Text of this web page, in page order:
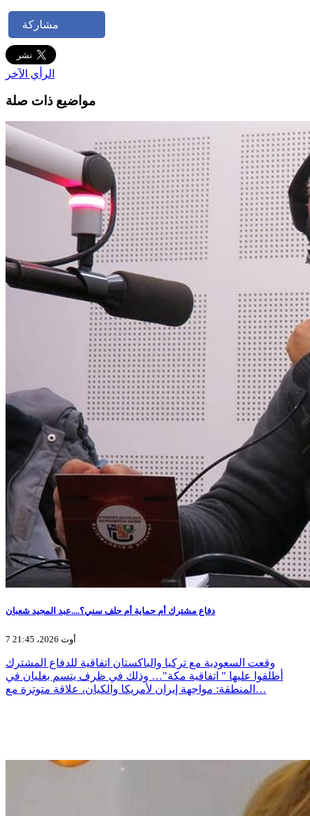
مشاركة
الرأي الآخر
مواضيع ذات صلة
دفاع مشترك أم حماية أم حلف سني؟....عبد المجيد شعبان
7 أوت 2026، 21:45
وقعت السعودية مع تركيا والباكستان اتفاقية للدفاع المشترك
أطلقوا عليها " اتفاقية مكة"… وذلك في ظرف يتسم بغليان في
المنطقة: مواجهة إيران لأمريكا والكيان، علاقة متوترة مع…